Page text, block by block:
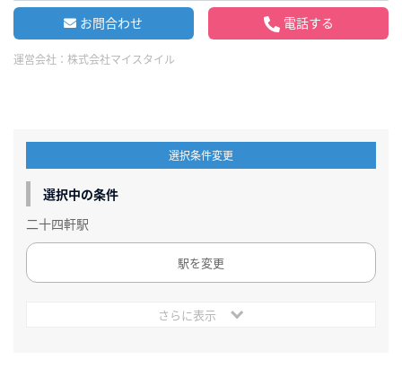
お問合わせ 電話する
運営会社： 株式会社マイスタイル
選択条件変更
選択中の条件
二十四軒駅
駅を変更
さらに表示